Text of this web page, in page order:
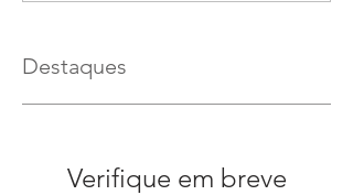
Destaques
Verifique em breve